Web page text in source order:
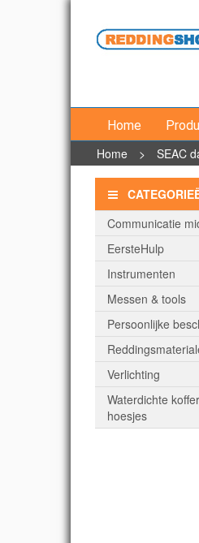
Home
Home > SEAC
Communicatie
EersteHulp
Instrumenten
Messen & tools
Persoonlijke
Verlichting
Waterdichte
hoesjes